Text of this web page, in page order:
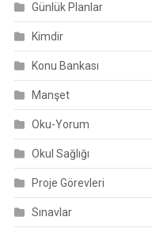
Günlük Planlar
Kimdir
Konu Bankası
Manşet
Oku-Yorum
Okul Sağlığı
Proje Görevleri
Sınavlar